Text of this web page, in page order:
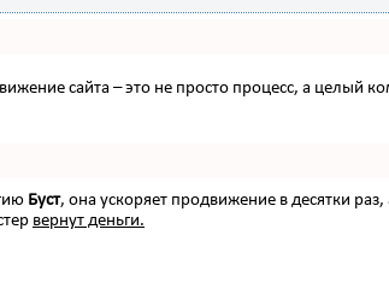
сайта – это не просто процесс, а целый
Буст, она ускоряет продвижение в десятки
вернут деньги.